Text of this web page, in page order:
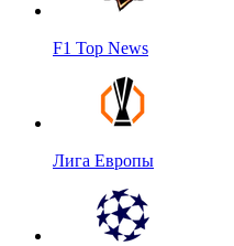
F1 Top News
Лига Европы